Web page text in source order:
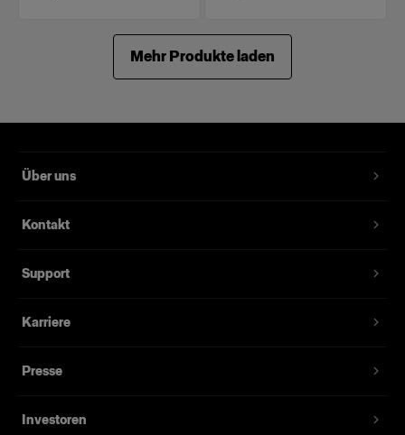
Mehr Produkte laden
Über uns
Kontakt
Support
Karriere
Presse
Investoren